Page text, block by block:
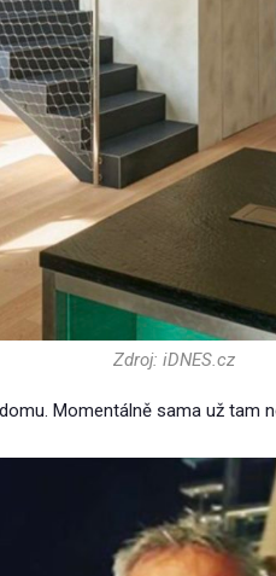
Zdroj: iDNES.cz
Momentálně sama už tam